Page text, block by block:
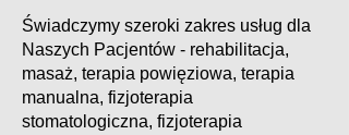
Świadczymy szeroki zakres usług dla
Naszych Pacjentów - rehabilitacja,
masaż, terapia powięziowa, terapia
manualna, fizjoterapia
stomatologiczna, fizjoterapia